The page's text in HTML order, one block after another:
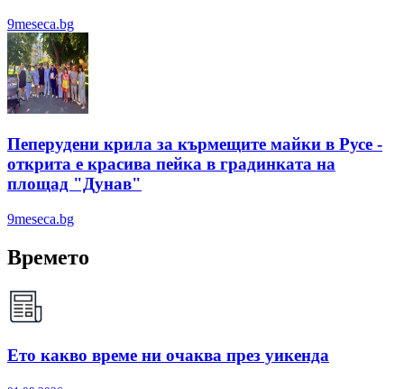
9meseca.bg
Пеперудени крила за кърмещите майки в Русе -
открита е красива пейка в градинката на
площад "Дунав"
9meseca.bg
Времето
Ето какво време ни очаква през уикенда